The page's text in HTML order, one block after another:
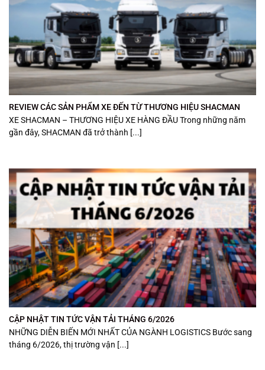
REVIEW CÁC SẢN PHẨM XE ĐẾN TỪ THƯƠNG HIỆU SHACMAN
XE SHACMAN – THƯƠNG HIỆU XE HÀNG ĐẦU Trong những năm
gần đây, SHACMAN đã trở thành [...]
CẬP NHẬT TIN TỨC VẬN TẢI THÁNG 6/2026
NHỮNG DIỄN BIẾN MỚI NHẤT CỦA NGÀNH LOGISTICS Bước sang
tháng 6/2026, thị trường vận [...]